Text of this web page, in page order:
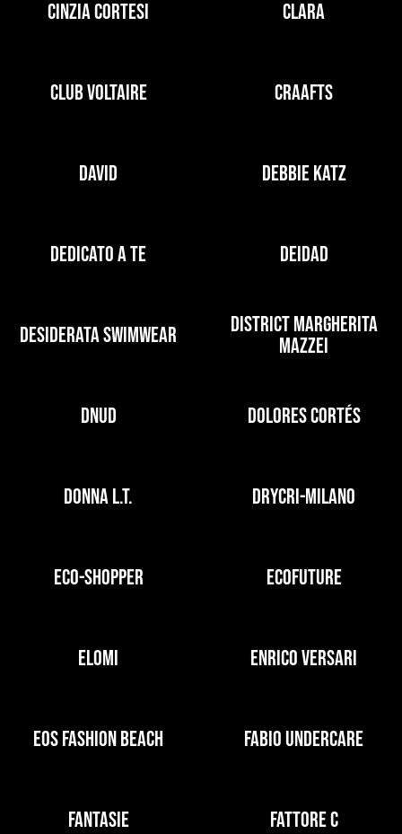
CINZIA CORTESI CLARA
CLUB VOLTAIRE CRAAFTS
DAVID DEBBIE KATZ
DEDICATO A TE DEIDAD
DESIDERATA SWIMWEAR
DISTRICT MARGHERITA
MAZZEI
DNUD DOLORES CORTÉS
DONNA L.T. DRYCRI-MILANO
ECO-SHOPPER ECOFUTURE
ELOMI ENRICO VERSARI
EOS FASHION BEACH FABIO UNDERCARE
FANTASIE FATTORE C